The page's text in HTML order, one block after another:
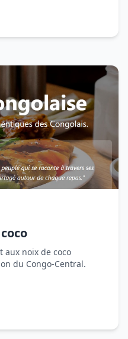
aux noix de coco
du Congo-Central.